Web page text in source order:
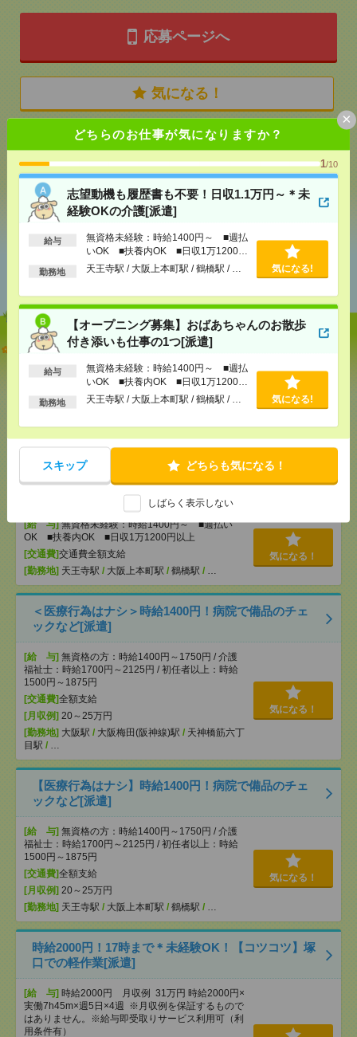
どちらのお仕事が気になりますか？
1/10
志望動機も履歴書も不要！日収1.1万円～＊未
経験OKの介護[派遣]
給与
無資格未経験：時給1400円～ ■週払
いOK ■扶養内OK ■日収1万1200円
以上
勤務地 天王寺駅 / 大阪上本町駅 / 鶴橋駅 / … 気になる!
【オープニング募集】おばあちゃんのお散歩
付き添いも仕事の1つ[派遣]
給与
無資格未経験：時給1400円～ ■週払
いOK ■扶養内OK ■日収1万1200円
以上
勤務地 天王寺駅 / 大阪上本町駅 / 鶴橋駅 / … 気になる!
スキップ どちらも気になる！
しばらく表示しない
×
応募ページへ
気になる！
で送る で送る
シェア ツイート ブックマーク
あなたの閲覧履歴からの
おすすめ
志望動機も履歴書も不要！日収1.1万円～＊未経験OK
の介護[派遣]
無資格未経験：時給1400円～ ■週払い
OK ■扶養内OK ■日収1万1200円以上
[勤務地]天王寺駅/大阪上本町駅/鶴橋駅/…
気になる！
【オープニング募集】おばあちゃんのお散歩付き添
いも仕事の1つ[派遣]
[給 与]無資格未経験：時給1400円～ ■週払い
OK ■扶養内OK ■日収1万1200円以上
[交通費]交通費全額支給
[勤務地] 天王寺駅 / 大阪上本町駅 / 鶴橋駅 / …
気になる！
＜医療行為はナシ＞時給1400円！病院で備品のチェ
ックなど[派遣]
[給 与] 無資格の方：時給1400円～1750円 / 介護
福祉士：時給1700円～2125円 / 初任者以上：時給
1500円～1875円
[交通費]全額支給
[月収例] 20～25万円
[勤務地] 大阪駅 / 大阪梅田(阪神線)駅 / 天神橋筋六丁
目駅 / …
気になる！
【医療行為はナシ】時給1400円！病院で備品のチェ
ックなど[派遣]
[給 与] 無資格の方：時給1400円～1750円 / 介護
福祉士：時給1700円～2125円 / 初任者以上：時給
1500円～1875円
[交通費]全額支給
[月収例] 20～25万円
[勤務地] 天王寺駅 / 大阪上本町駅 / 鶴橋駅 / …
気になる！
時給2000円！17時まで＊未経験OK！【コツコツ】塚
口での軽作業[派遣]
[給 与] 時給2000円 月収例 31万円 時給2000円×
実働7h45m×週5日×4週 ※月収例を保証するもので
はありません。※給与即受取りサービス利用可（利
用条件有）